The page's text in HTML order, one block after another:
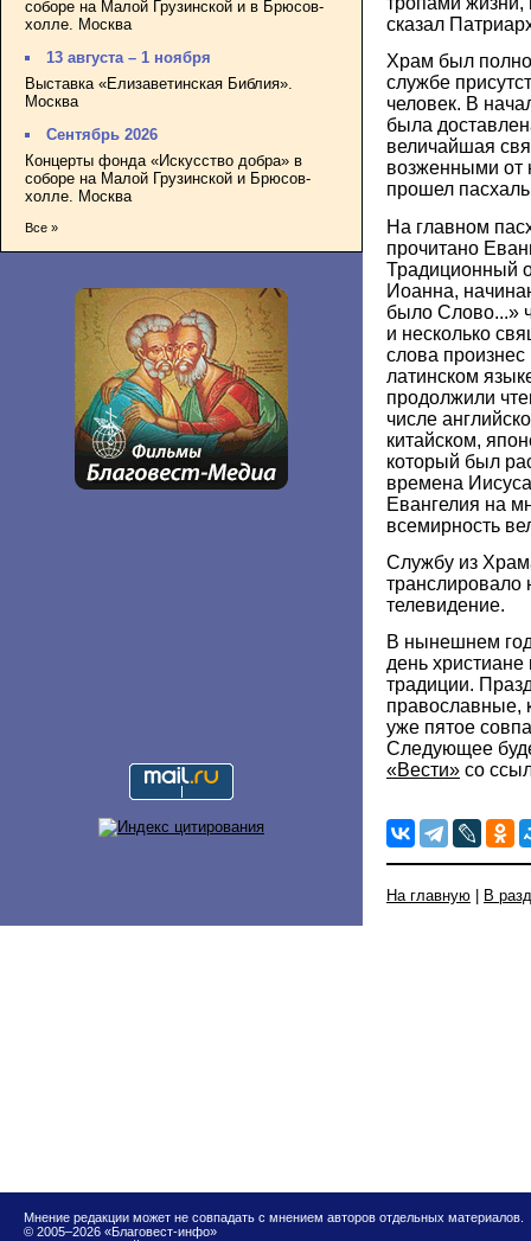
соборе на Малой Грузинской и в Брюсов-
холле. Москва
13 августа – 1 ноября
Выставка «Елизаветинская Библия».
Москва
Сентябрь 2026
Концерты фонда «Искусство добра» в
соборе на Малой Грузинской и Брюсов-
холле. Москва
Все »
сказал
Храм был
службе
человек. В
была
величайшая
возженными от
прошел
На главном
прочитано
Традиционный
Иоанна,
было Слово...»
и несколько
слова
латинском
продолжили
числе
китайском,
который был
времена
Евангелия на
всемирность
Службу из
транслировало
телевидение.
В нынешнем
день
традиции.
православные,
уже пятое
Следующее
«Вести» со
На главную В
Мнение редакции может не совпадать с мнением авторов отдельных материалов.
© 2005–2026 «Благовест-инфо»